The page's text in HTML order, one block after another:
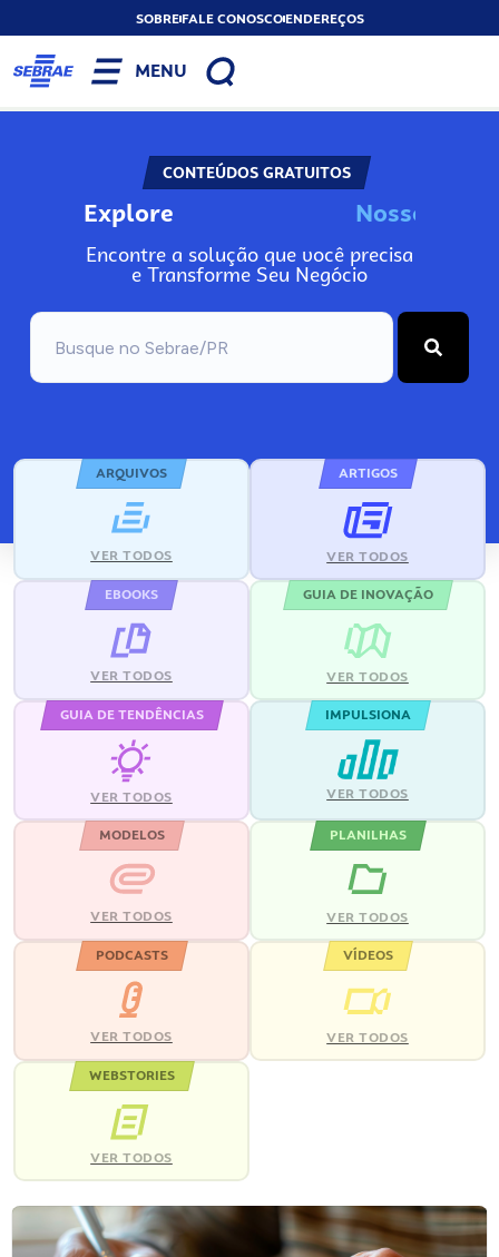
SOBREFALE CONOSCOENDEREÇOS
MENU
CONTEÚDOS GRATUITOS
Explore Noss
Encontre a solução que você precisa
e Transforme Seu Negócio
ARQUIVOS
VER TODOS
ARTIGOS
VER TODOS
EBOOKS
VER TODOS
GUIA DE INOVAÇÃO
VER TODOS
GUIA DE TENDÊNCIAS
VER TODOS
IMPULSIONA
VER TODOS
MODELOS
VER TODOS
PLANILHAS
VER TODOS
PODCASTS
VER TODOS
VÍDEOS
VER TODOS
WEBSTORIES
VER TODOS